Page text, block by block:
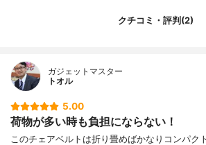
クチコミ・評判(2)
ガジェットマスター
トオル
5.00
荷物が多い時も負担にならない！
このチェアベルトは折り畳めばかなりコンパク